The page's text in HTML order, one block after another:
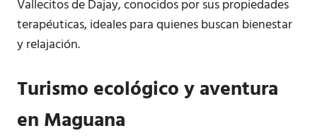
Vallecitos de Dajay, conocidos por sus propiedades
terapéuticas, ideales para quienes buscan bienestar
y relajación.
Turismo ecológico y aventura
en Maguana